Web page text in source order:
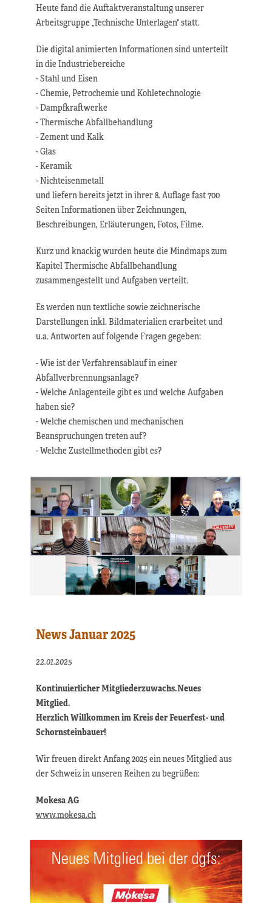
Heute fand die Auftaktveranstaltung unserer
Arbeitsgruppe „Technische Unterlagen“ statt.
Die digital animierten Informationen sind unterteilt
in die Industriebereiche
- Stahl und Eisen
- Chemie, Petrochemie und Kohletechnologie
- Dampfkraftwerke
- Thermische Abfallbehandlung
- Zement und Kalk
- Glas
- Keramik
- Nichteisenmetall
und liefern bereits jetzt in ihrer 8. Auflage fast 700
Seiten Informationen über Zeichnungen,
Beschreibungen, Erläuterungen, Fotos, Filme.
Kurz und knackig wurden heute die Mindmaps zum
Kapitel Thermische Abfallbehandlung
zusammengestellt und Aufgaben verteilt.
Es werden nun textliche sowie zeichnerische
Darstellungen inkl. Bildmaterialien erarbeitet und
u.a. Antworten auf folgende Fragen gegeben:
- Wie ist der Verfahrensablauf in einer
Abfallverbrennungsanlage?
- Welche Anlagenteile gibt es und welche Aufgaben
haben sie?
- Welche chemischen und mechanischen
Beanspruchungen treten auf?
- Welche Zustellmethoden gibt es?
News Januar 2025
22.01.2025
Kontinuierlicher Mitgliederzuwachs.Neues
Mitglied.
Herzlich Willkommen im Kreis der Feuerfest- und
Schornsteinbauer!
Wir freuen direkt Anfang 2025 ein neues Mitglied aus
der Schweiz in unseren Reihen zu begrüßen:
Mokesa AG
www.mokesa.ch